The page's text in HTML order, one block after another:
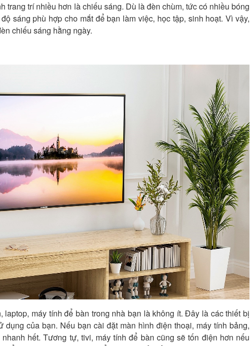
trang trí nhiều hơn là chiếu sáng. Dù là đèn chùm, tức có nhiều bóng
sáng phù hợp cho mắt để bạn làm việc, học tập, sinh hoạt. Vì vậy,
chiếu sáng hằng ngày.
máy tính để bàn trong nhà bạn là không ít. Đây là các thiết bị
dụng của bạn. Nếu bạn cài đặt màn hình điện thoại, máy tính bảng,
hết. Tương tự, tivi, máy tính để bàn cũng sẽ tốn điện hơn nếu